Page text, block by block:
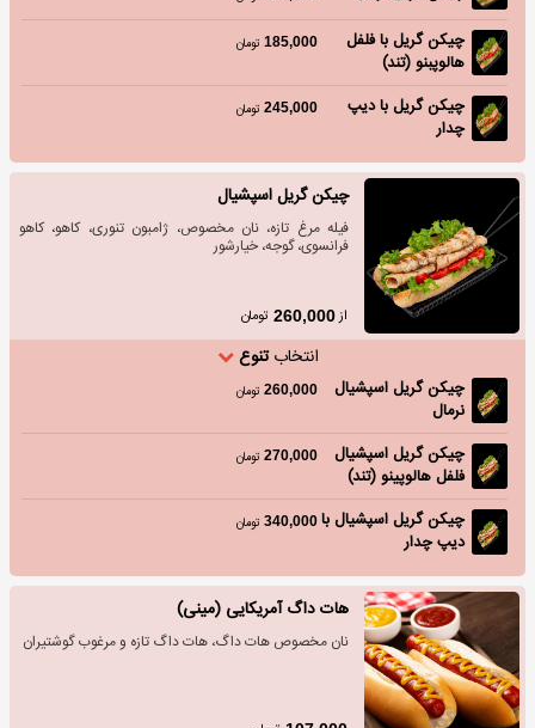
چیکن گریل با فلفل
هالوپبنو (تند)
185,000 تومان
چیکن گریل با دیپ
چدار
245,000 تومان
چیکن گریل اسپشیال
فیله مرغ تازه، نان مخصوص، ژامبون تنوری، کاهو، کاهو
فرانسوی، گوجه، خیارشور
از260,000 تومان
انتخابتنوع
چیکن گریل اسپشیال
نرمال
260,000 تومان
چیکن گریل اسپشیال
فلفل هالوپینو (تند)
270,000 تومان
چیکن گریل اسپشیال با
دیپ چدار
340,000 تومان
هات داگ آمریکایی (مینی)
نان مخصوص هات داگ، هات داگ تازه و مرغوب گوشتیران